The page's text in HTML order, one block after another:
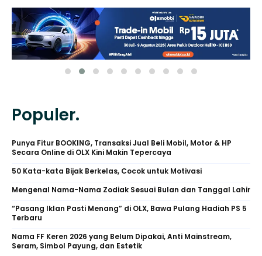
Populer.
Punya Fitur BOOKING, Transaksi Jual Beli Mobil, Motor & HP
Secara Online di OLX Kini Makin Tepercaya
50 Kata-kata Bijak Berkelas, Cocok untuk Motivasi
Mengenal Nama-Nama Zodiak Sesuai Bulan dan Tanggal Lahir
“Pasang Iklan Pasti Menang” di OLX, Bawa Pulang Hadiah PS 5
Terbaru
Nama FF Keren 2026 yang Belum Dipakai, Anti Mainstream,
Seram, Simbol Payung, dan Estetik